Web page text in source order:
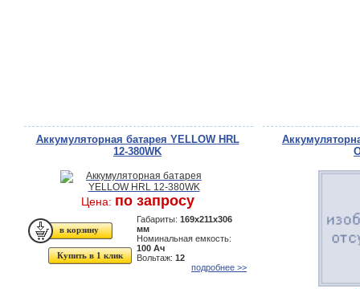
Аккумуляторная батарея YELLOW HRL
12-380WK
Цена: по запросу
Купить в 1 клик
Габариты: 169x211x306
мм
Номинальная емкость:
100 Ач
Вольтаж: 12
подробнее >>